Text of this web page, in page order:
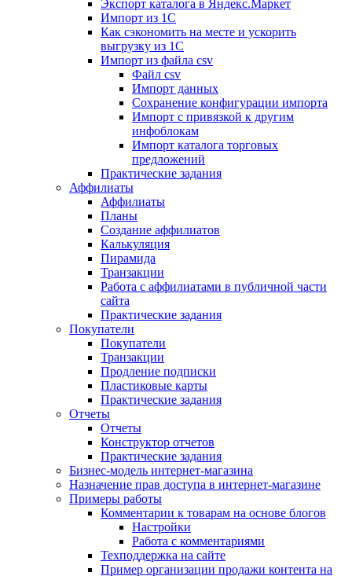
Экспорт каталога в Яндекс.Маркет
Импорт из 1С
Как сэкономить на месте и ускорить
выгрузку из 1С
Импорт из файла csv
Файл csv
Импорт данных
Сохранение конфигурации импорта
Импорт с привязкой к другим
инфоблокам
Импорт каталога торговых
предложений
Практические задания
Аффилиаты
Аффилиаты
Планы
Создание аффилиатов
Калькуляция
Пирамида
Транзакции
Работа с аффилиатами в публичной части
сайта
Практические задания
Покупатели
Покупатели
Транзакции
Продление подписки
Пластиковые карты
Практические задания
Отчеты
Отчеты
Конструктор отчетов
Практические задания
Бизнес-модель интернет-магазина
Назначение прав доступа в интернет-магазине
Примеры работы
Комментарии к товарам на основе блогов
Настройки
Работа с комментариями
Техподдержка на сайте
Пример организации продажи контента на